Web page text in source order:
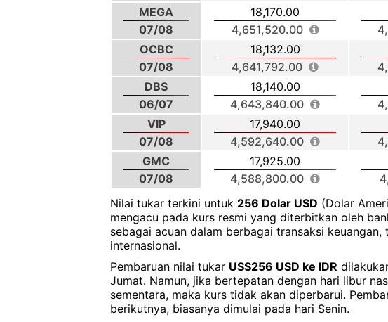
MEGA
07/08
18,170.00
4,651,520.00
OCBC
07/08
18,132.00
4,641,792.00
DBS
06/07
18,140.00
4,643,840.00
VIP
07/08
17,940.00
4,592,640.00
GMC
07/08
17,925.00
4,588,800.00
Nilai tukar terkini untuk 256 Dolar USD (Dolar
mengacu pada kurs resmi yang diterbitkan oleh
sebagai acuan dalam berbagai transaksi
internasional.
Pembaruan nilai tukar US$256 USD ke IDR
Jumat. Namun, jika bertepatan dengan hari libur
sementara, maka kurs tidak akan diperbarui.
berikutnya, biasanya dimulai pada hari Senin.